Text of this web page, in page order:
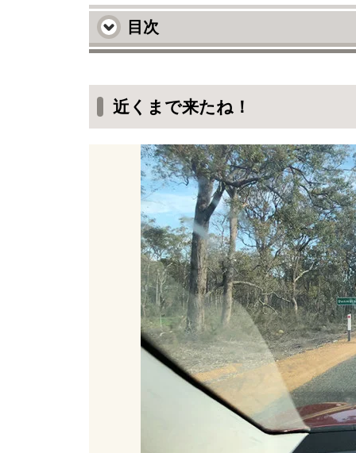
目次
この辺りもカンガルーが多いみた
アルバニーとデンマークの分岐点
デンマークに入ってきた！
また夕日で前が見えない・・・
デンマークの町が見えてきた！
スーパーマーケットは大きめ
ガソリンスタンドを発見！
27リットルで41.8ドル
バンパーはまた虫だらけ
虫を除去できるスポンジ
前も後ろもきれいに掃除
支払いは併設されているコンビニ
近くまで来たね！